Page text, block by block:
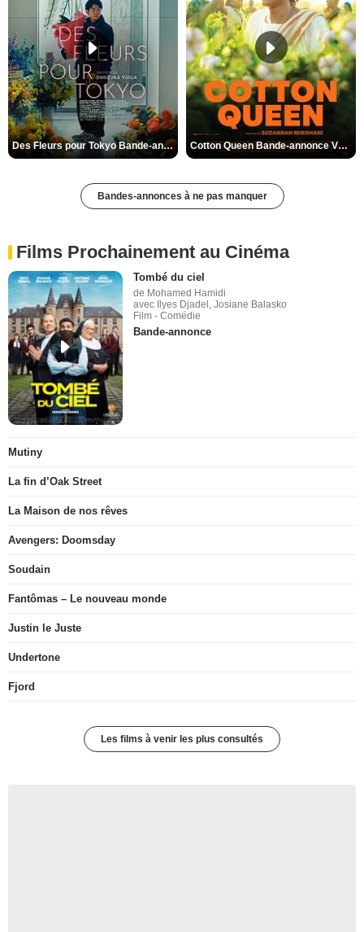
Des Fleurs pour Tokyo Bande-annonce VO STFR Cotton Queen Bande-annonce VO STFR
Bandes-annonces à ne pas manquer
Films Prochainement au Cinéma
Tombé du ciel
de Mohamed Hamidi
avec Ilyes Djadel, Josiane Balasko
Film - Comédie
Bande-annonce
Mutiny
La fin d’Oak Street
La Maison de nos rêves
Avengers: Doomsday
Soudain
Fantômas – Le nouveau monde
Justin le Juste
Undertone
Fjord
Les films à venir les plus consultés